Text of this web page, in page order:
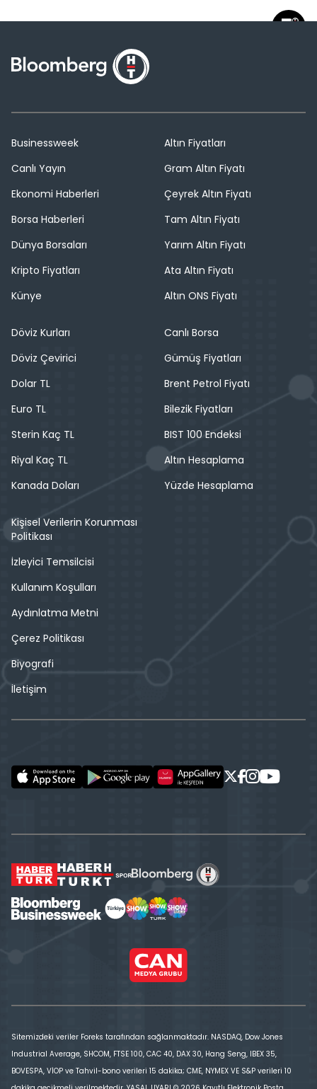
Businessweek
Canlı Yayın
Ekonomi Haberleri
Borsa Haberleri
Dünya Borsaları
Kripto Fiyatları
Künye
Altın Fiyatları
Gram Altın Fiyatı
Çeyrek Altın Fiyatı
Tam Altın Fiyatı
Yarım Altın Fiyatı
Ata Altın Fiyatı
Altın ONS Fiyatı
Döviz Kurları
Döviz Çevirici
Dolar TL
Euro TL
Sterin Kaç TL
Riyal Kaç TL
Kanada Doları
Canlı Borsa
Gümüş Fiyatları
Brent Petrol Fiyatı
Bilezik Fiyatları
BIST 100 Endeksi
Altın Hesaplama
Yüzde Hesaplama
Kişisel Verilerin Korunması
Politikası
İzleyici Temsilcisi
Kullanım Koşulları
Aydınlatma Metni
Çerez Politikası
Biyografi
İletişim
Sitemizdeki veriler Foreks tarafından sağlanmaktadır. NASDAQ, Dow Jones
Industrial Average, SHCOM, FTSE 100, CAC 40, DAX 30, Hang Seng, IBEX 35,
BOVESPA, VİOP ve Tahvil-bono verileri 15 dakika; CME, NYMEX VE S&P verileri 10